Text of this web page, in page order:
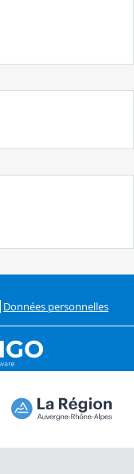
Données personnelles